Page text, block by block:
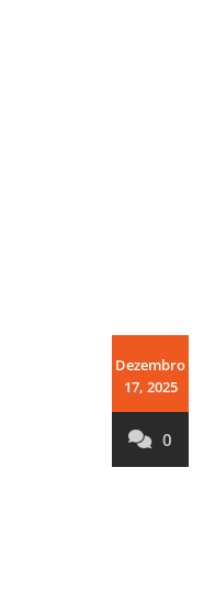
Dezembro
17, 2025
0